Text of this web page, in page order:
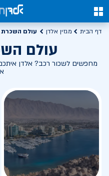
0
דף הבית מגזין אלדן עולם השכרת
עולם
מחפשים לשכור רכב? אלדן